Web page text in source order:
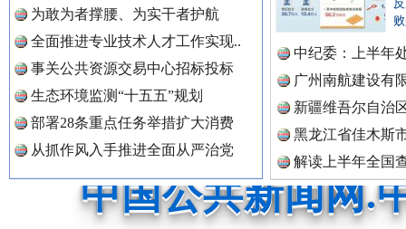
为敢为者撑腰、为实干者护航
全面推进专业技术人才工作实现..
事关公共资源交易中心招标投标
生态环境监测“十五五”规划
部署28条重点任务举措扩大消费
从抓作风入手推进全面从严治党
中纪委：上半年
广州南航建设有
新疆维吾尔自治
黑龙江省佳木斯
解读上半年全国
数据
中国公民新闻网.
中国公共新闻网.
红船起航处 潮起向未来 广州